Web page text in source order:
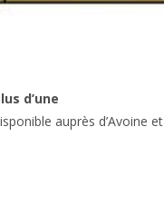
d’une
auprès d’Avoine et